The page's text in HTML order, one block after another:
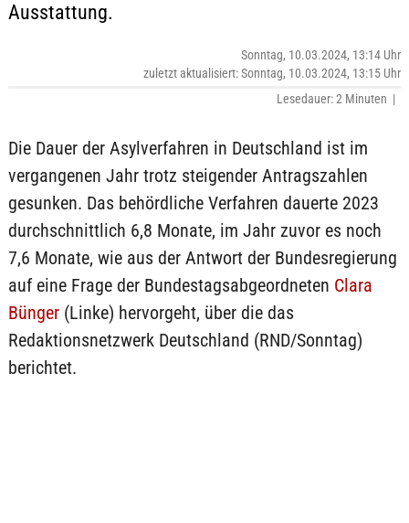
Ausstattung.
Sonntag, 10.03.2024, 13:14 Uhr
zuletzt aktualisiert: Sonntag, 10.03.2024, 13:15 Uhr
Lesedauer: 2 Minuten |
Die Dauer der Asylverfahren in Deutschland ist im
vergangenen Jahr trotz steigender Antragszahlen
gesunken. Das behördliche Verfahren dauerte 2023
durchschnittlich 6,8 Monate, im Jahr zuvor es noch
7,6 Monate, wie aus der Antwort der Bundesregierung
auf eine Frage der Bundestagsabgeordneten Clara
Bünger(Linke) hervorgeht, über die das
Redaktionsnetzwerk Deutschland (RND/Sonntag)
berichtet.